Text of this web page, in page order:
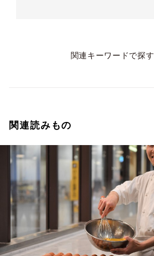
関連キーワードで探す
関連読みもの